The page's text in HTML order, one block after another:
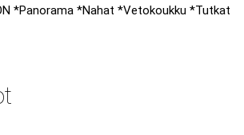
*Panorama *Nahat *Vetokoukku *Tutkat